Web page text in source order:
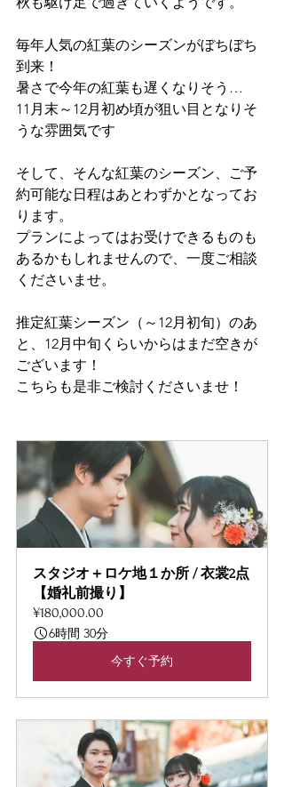
毎年人気の紅葉のシーズンがぼちぼち
到来！
暑さで今年の紅葉も遅くなりそう…
11月末～12月初め頃が狙い目となりそ
うな雰囲気です
そして、そんな紅葉のシーズン、ご予
約可能な日程はあとわずかとなってお
ります。
プランによってはお受けできるものも
あるかもしれませんので、一度ご相談
くださいませ。
推定紅葉シーズン（～12月初旬）のあ
と、12月中旬くらいからはまだ空きが
ございます！
こちらも是非ご検討くださいませ！
スタジオ＋ロケ地１か所 / 衣裳2点
【婚礼前撮り】
¥180,000.00
6時間 30分
今すぐ予約